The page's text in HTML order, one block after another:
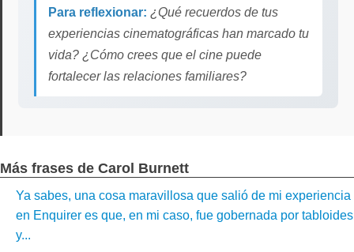
Para reflexionar: ¿Qué recuerdos de tus
experiencias cinematográficas han marcado tu
vida? ¿Cómo crees que el cine puede
fortalecer las relaciones familiares?
Más frases de Carol Burnett
Ya sabes, una cosa maravillosa que salió de mi experiencia
en Enquirer es que, en mi caso, fue gobernada por tabloides
y...